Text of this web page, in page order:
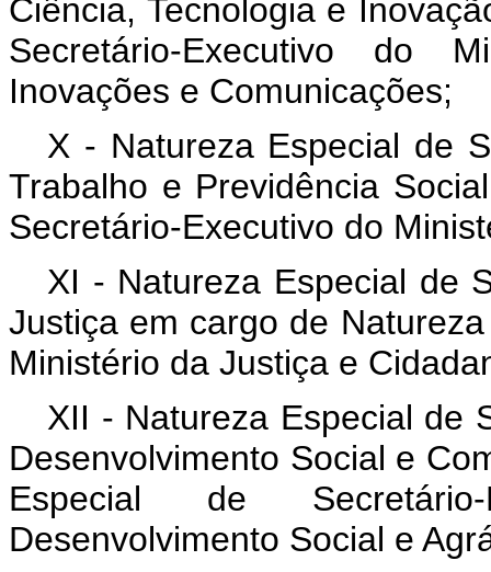
Ciência, Tecnologia e
Secretário-Executivo do
Inovações e Comunicações;
X - Natureza Especial de
Trabalho e Previdência
Secretário-Executivo do
XI - Natureza Especial de
Justiça em cargo de
Ministério da Justiça e
XII - Natureza Especial de
Desenvolvimento Social e
Especial de
Desenvolvimento Social e